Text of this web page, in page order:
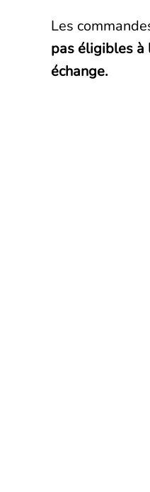
Les
pas éligibles à
échange.